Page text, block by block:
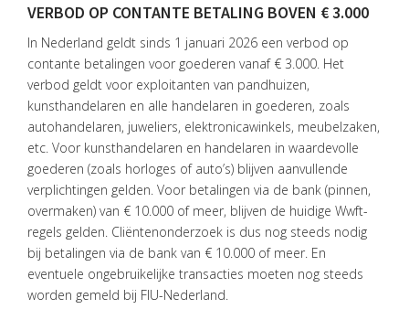
HOME
DIENSTEN
OVER
VISIE
ONS
ACTUEEL
VACATURES
VERBOD OP CONTANTE BETALING BOVEN € 3.000
In Nederland geldt sinds 1 januari 2026 een verbod op
contante betalingen voor goederen vanaf € 3.000. Het
verbod geldt voor exploitanten van pandhuizen,
kunsthandelaren en alle handelaren in goederen, zoals
autohandelaren, juweliers, elektronicawinkels, meubelzaken,
etc. Voor kunsthandelaren en handelaren in waardevolle
goederen (zoals horloges of auto’s) blijven aanvullende
verplichtingen gelden. Voor betalingen via de bank (pinnen,
overmaken) van € 10.000 of meer, blijven de huidige Wwft-
regels gelden. Cliëntenonderzoek is dus nog steeds nodig
bij betalingen via de bank van € 10.000 of meer. En
eventuele ongebruikelijke transacties moeten nog steeds
worden gemeld bij FIU-Nederland.